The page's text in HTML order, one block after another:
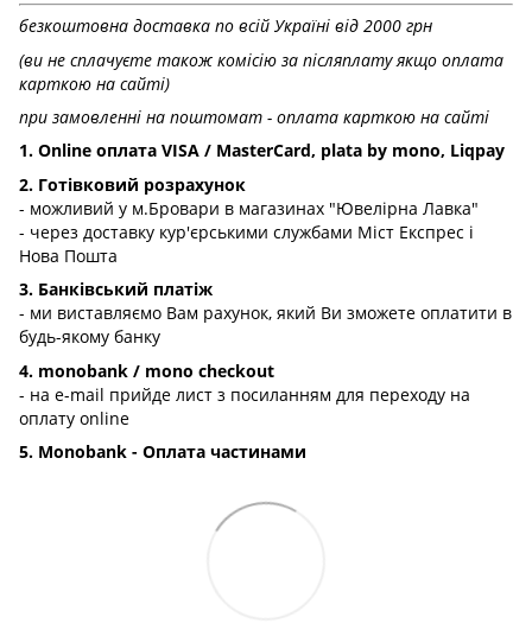
безкоштовна доставка по всій Україні від 2000 грн
(ви не сплачуєте також комісію за післяплату якщо оплата
карткою на сайті)
при замовленні на поштомат - оплата карткою на сайті
1. Online оплата VISA / MasterCard, plata by mono, Liqpay
2. Готівковий розрахунок
- можливий у м.Бровари в магазинах "Ювелірна Лавка"
- через доставку кур'єрськими службами Міст Експрес і
Нова Пошта
3. Банківський платіж
- ми виставляємо Вам рахунок, який Ви зможете оплатити в
будь-якому банку
4. monobank / mono checkout
- на e-mail прийде лист з посиланням для переходу на
оплату online
5. Monobank - Оплата частинами